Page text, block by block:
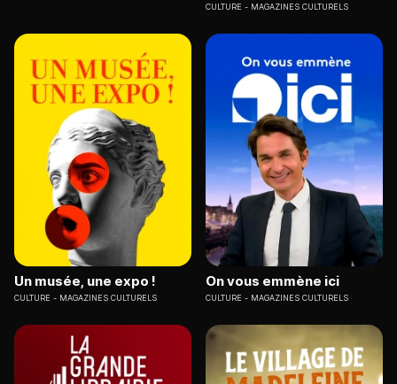
CULTURE MAGAZINES CULTURELS
Un musée, une expo !
CULTURE MAGAZINES CULTURELS
On vous emmène ici
CULTURE MAGAZINES CULTURELS